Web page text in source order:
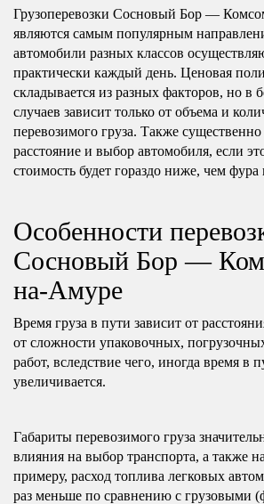
Грузоперевозки Сосновый Бор —
являются самым популярным
автомобили разных классов
практически каждый день. Ценовая
складывается из разных факторов, но в
случаев зависит только от объема и
перевозимого груза. Также
расстояние и выбор автомобиля, если
стоимость будет гораздо ниже, чем фура
Особенности
Сосновый Бор —
на-Амуре
Время груза в пути зависит от
от сложности упаковочных,
работ, вследствие чего, иногда время в
увеличивается.
Габариты перевозимого груза
влияния на выбор транспорта, а также
примеру, расход топлива легковых
раз меньше по сравнению с грузовыми